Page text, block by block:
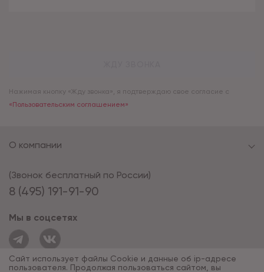
Нажимая кнопку «Жду звонка», я подтверждаю свое согласие с
«Пользовательским соглашением»
8 (495) 191-91-90
(Звонок бесплатный по России)
Мы в соцсетях
О компании
Сайт использует файлы Cookie и данные об ip-адресе
пользователя. Продолжая пользоваться сайтом, вы